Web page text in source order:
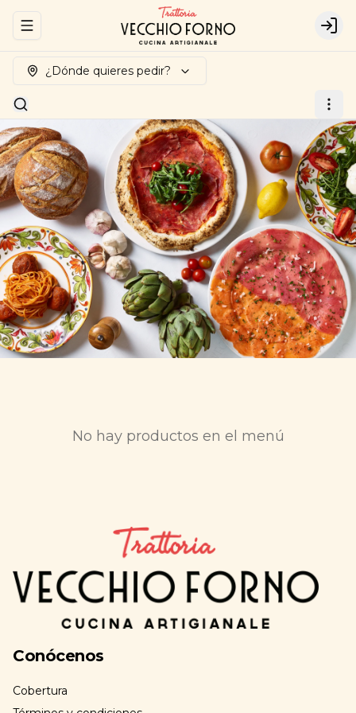
Abrir menu de navegación
¿Dónde quieres pedir?
No hay productos en el menú
Conócenos
Cobertura